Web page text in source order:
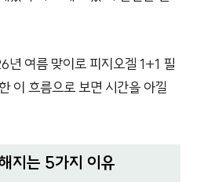
여름 맞이로 피지오겔 1+1 필
이 흐름으로 보면 시간을 아낄
지는 5가지 이유